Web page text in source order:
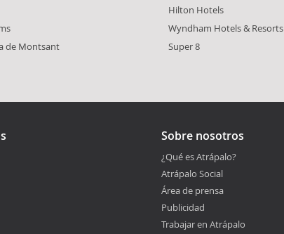
de Montsant
Hilton Hotels
Wyndham Hotels & Resorts
Super 8
Sobre nosotros
¿Qué es Atrápalo?
Atrápalo Social
Área de prensa
Publicidad
Trabajar en Atrápalo